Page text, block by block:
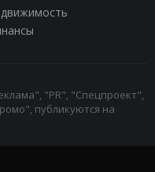
"PR", "Спецпроект",
публикуются на